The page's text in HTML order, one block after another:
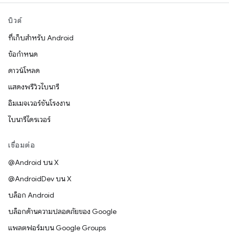
บิวด์
ที่เก็บสำหรับ Android
ข้อกำหนด
ดาวน์โหลด
แสดงพรีวิวไบนารี
อิมเมจเวอร์ชันโรงงาน
ไบนารีไดรเวอร์
เชื่อมต่อ
@Android บน X
@AndroidDev บน X
บล็อก Android
บล็อกด้านความปลอดภัยของ Google
แพลตฟอร์มบน Google Groups